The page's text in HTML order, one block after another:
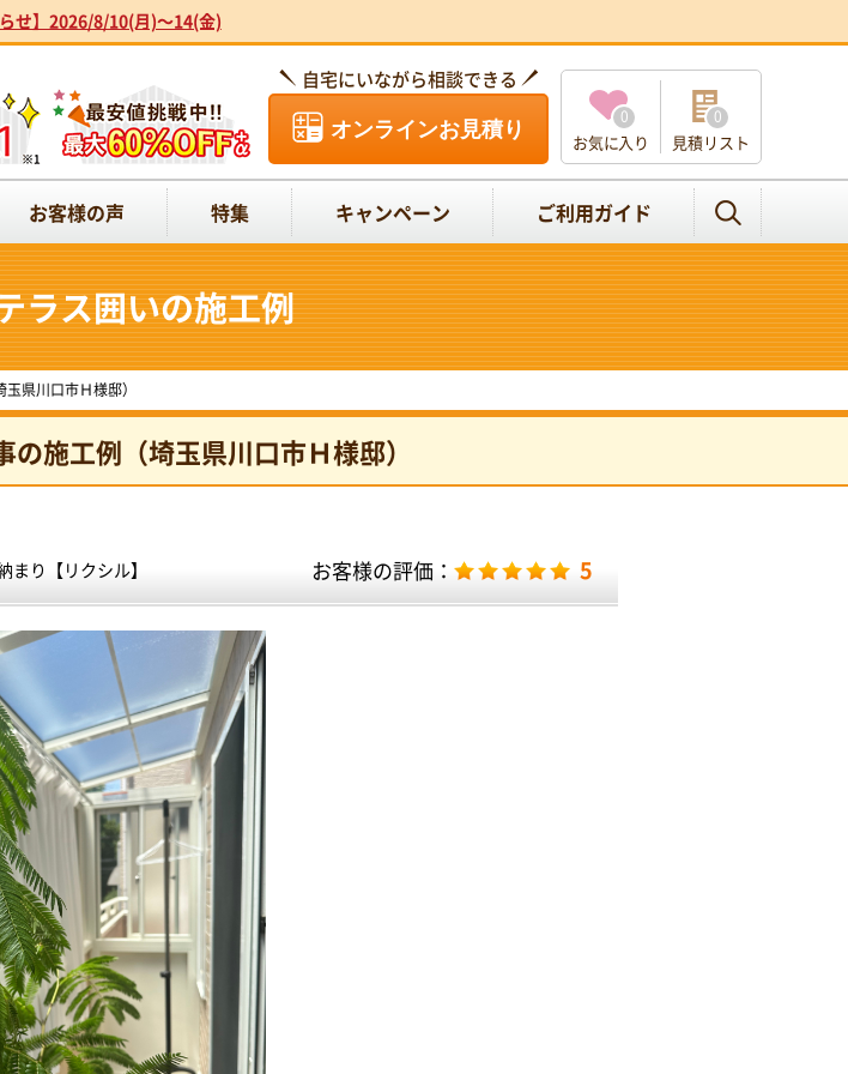
らせ】2026/8/10(月)～14(金)
自宅にいながら相談できる
オンラインお見積り
お気に入り
0
見積リスト
0
お客様の声 特集 キャンペーン ご利用ガイド
ラス囲いの施工例
県川口市Ｈ様邸）
施工例（埼玉県川口市Ｈ様邸）
まり【リクシル】 お客様の評価： 5